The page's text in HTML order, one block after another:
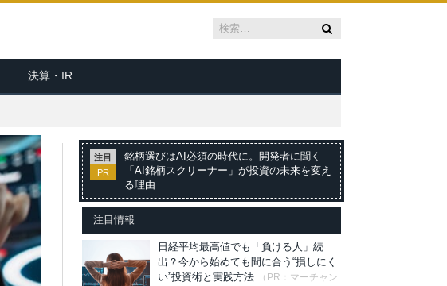
決算・IR
注目
PR
銘柄選びはAI必須の時代に。開発者に聞く
「AI銘柄スクリーナー」が投資の未来を変え
る理由
注目情報
日経平均最高値でも「負ける人」続
出？今から始めても間に合う“損しにく
い”投資術と実践方法
（PR：マーチャン